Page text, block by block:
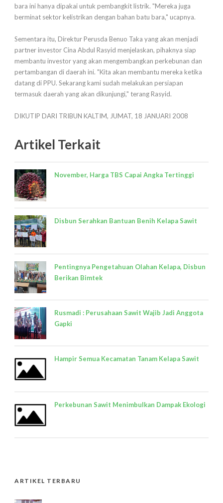
bara ini hanya dipakai untuk pembangkit listrik. "Mereka juga
berminat sektor kelistrikan dengan bahan batu bara," ucapnya.
Sementara itu, Direktur Perusda Benuo Taka yang akan menjadi
partner investor Cina Abdul Rasyid menjelaskan, pihaknya siap
membantu investor yang akan mengembangkan perkebunan dan
pertambangan di daerah ini. "Kita akan membantu mereka ketika
datang di PPU. Sekarang kami sudah melakukan persiapan
termasuk daerah yang akan dikunjungi," terang Rasyid.
DIKUTIP DARI TRIBUN KALTIM, JUMAT, 18 JANUARI 2008
Artikel Terkait
November, Harga TBS Capai Angka Tertinggi
Disbun Serahkan Bantuan Benih Kelapa Sawit
Pentingnya Pengetahuan Olahan Kelapa, Disbun
Berikan Bimtek
Rusmadi : Perusahaan Sawit Wajib Jadi Anggota
Gapki
Hampir Semua Kecamatan Tanam Kelapa Sawit
Perkebunan Sawit Menimbulkan Dampak Ekologi
ARTIKEL TERBARU